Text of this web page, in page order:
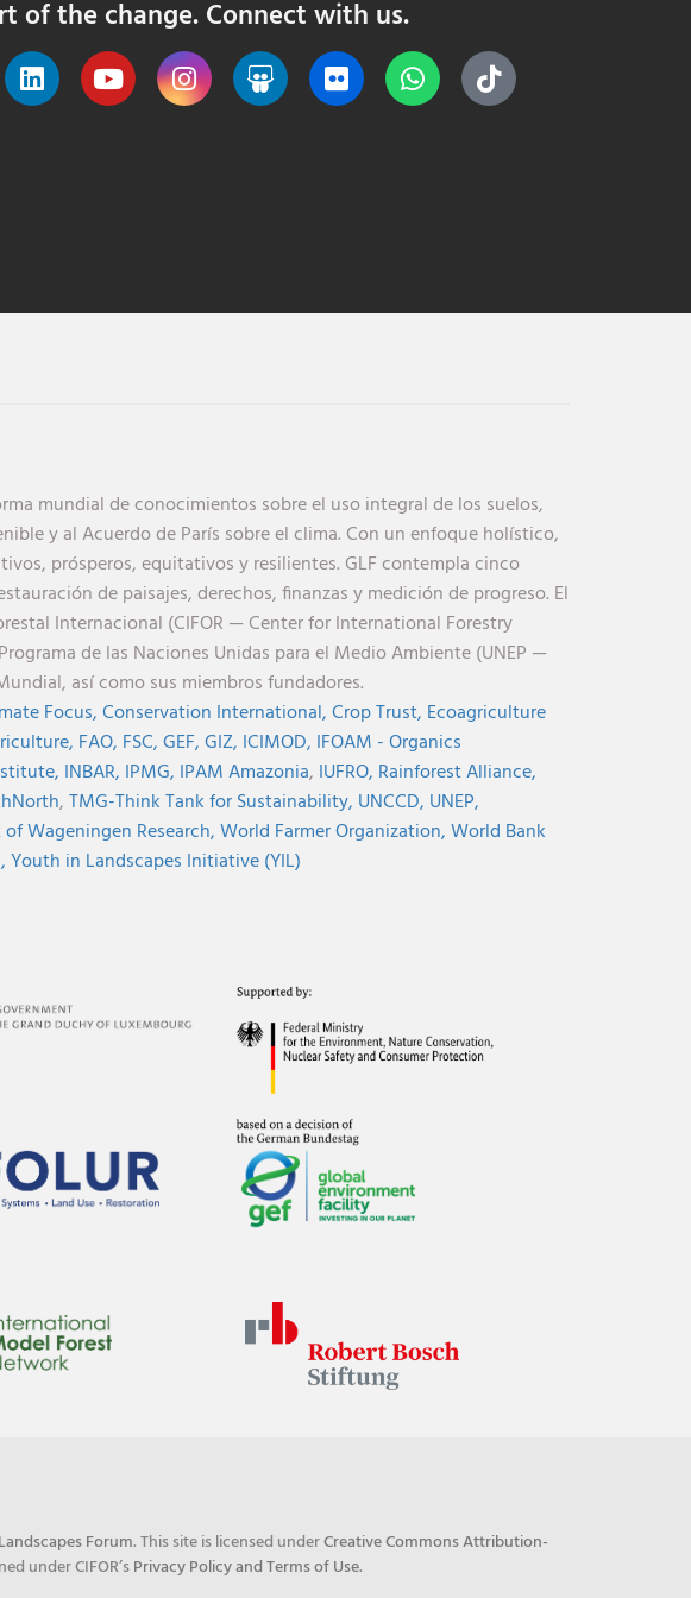
of the change. Connect with us.
mundial de conocimientos sobre el uso integral de los suelos,
y al Acuerdo de París sobre el clima. Con un enfoque holístico,
prósperos, equitativos y resilientes. GLF contempla cinco
de paisajes, derechos, finanzas y medición de progreso. El
Internacional (CIFOR — Center for International Forestry
de las Naciones Unidas para el Medio Ambiente (UNEP —
así como sus miembros fundadores.
Focus,Conservation International,Crop Trust, Ecoagriculture
FAO, FSC,GEF,GIZ, ICIMOD, IFOAM - Organics
INBAR, IPMG, IPAM Amazonia, IUFRO, Rainforest Alliance,
,TMG-Think Tank for Sustainability, UNCCD, UNEP,
Wageningen Research,World Farmer Organization,World Bank
Youth in Landscapes Initiative (YIL)
Forum. This site is licensed underCreative Commons Attribution-
under CIFOR’sPrivacy Policy and Terms of Use.